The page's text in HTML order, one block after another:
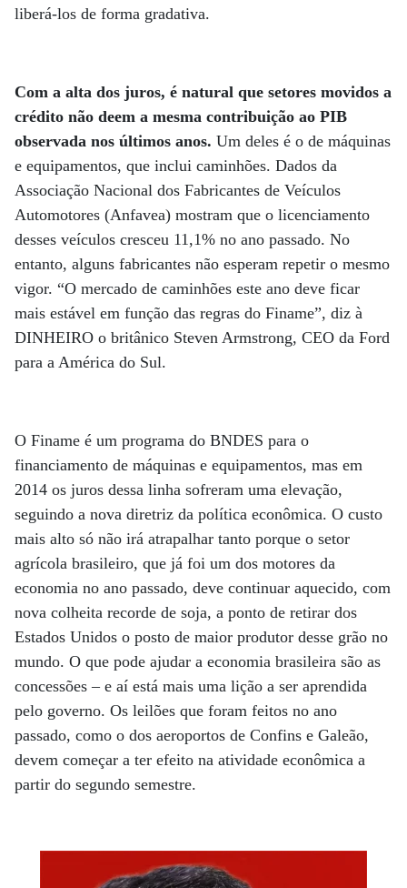
liberá-los de forma gradativa.
Com a alta dos juros, é natural que setores movidos a
crédito não deem a mesma contribuição ao PIB
observada nos últimos anos. Um deles é o de máquinas
e equipamentos, que inclui caminhões. Dados da
Associação Nacional dos Fabricantes de Veículos
Automotores (Anfavea) mostram que o licenciamento
desses veículos cresceu 11,1% no ano passado. No
entanto, alguns fabricantes não esperam repetir o mesmo
vigor. “O mercado de caminhões este ano deve ficar
mais estável em função das regras do Finame”, diz à
DINHEIRO o britânico Steven Armstrong, CEO da Ford
para a América do Sul.
O Finame é um programa do BNDES para o
financiamento de máquinas e equipamentos, mas em
2014 os juros dessa linha sofreram uma elevação,
seguindo a nova diretriz da política econômica. O custo
mais alto só não irá atrapalhar tanto porque o setor
agrícola brasileiro, que já foi um dos motores da
economia no ano passado, deve continuar aquecido, com
nova colheita recorde de soja, a ponto de retirar dos
Estados Unidos o posto de maior produtor desse grão no
mundo. O que pode ajudar a economia brasileira são as
concessões – e aí está mais uma lição a ser aprendida
pelo governo. Os leilões que foram feitos no ano
passado, como o dos aeroportos de Confins e Galeão,
devem começar a ter efeito na atividade econômica a
partir do segundo semestre.